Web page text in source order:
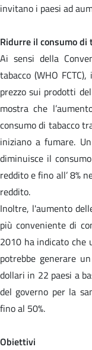
invitano i paesi ad
Ridurre il consumo di
Ai sensi della
tabacco (WHO
prezzo sui prodotti
mostra che
consumo di tabacco
iniziano a fumare.
diminuisce il
reddito e fino all’ 8%
reddito.
Inoltre, l'aumento
più conveniente di
2010 ha indicato che
potrebbe generare
dollari in 22 paesi a
del governo per la
fino al 50%.
Obiettivi